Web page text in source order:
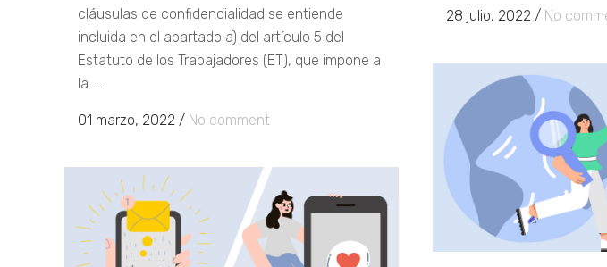
28 julio, 2022 / No
cláusulas de confidencialidad se entiende
incluida en el apartado a) del artículo 5 del
Estatuto de los Trabajadores (ET), que impone a
la......
01 marzo, 2022 / No comment